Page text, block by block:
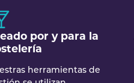
por y para la
herramientas de